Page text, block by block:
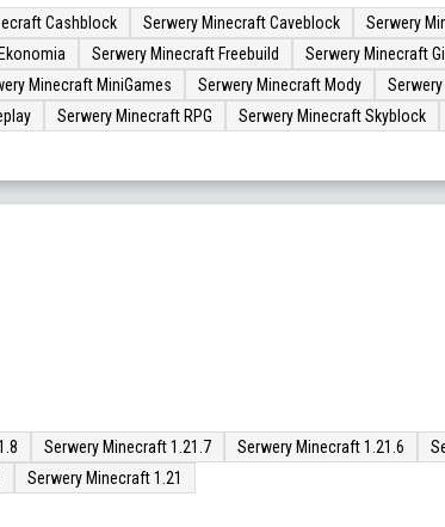
Cashblock Serwery Minecraft Caveblock
Serwery
Serwery Minecraft Freebuild Serwery Minecraft
Minecraft MiniGames Serwery Minecraft Mody
Serwery Minecraft RPG Serwery Minecraft Skyblock
Serwery Minecraft 1.21.7 Serwery Minecraft 1.21.6
Serwery Minecraft 1.21